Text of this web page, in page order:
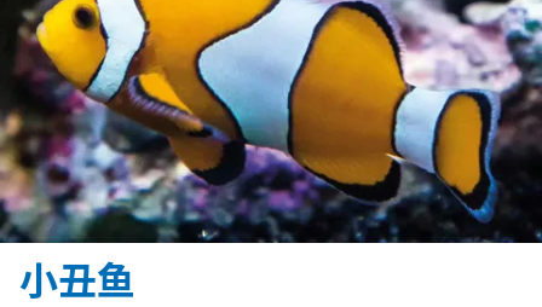
小丑鱼